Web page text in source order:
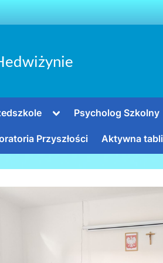
TogglePsycholog Szkolny
Przyszłości Aktywna